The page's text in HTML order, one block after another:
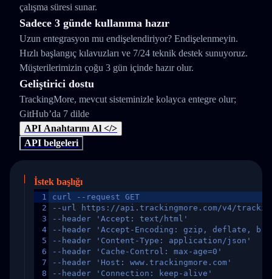
çalışma süresi sunar.
Sadece 3 günde kullanıma hazır
Uzun entegrasyon mu endişelendiriyor? Endişelenmeyin.
Hızlı başlangıç kılavuzları ve 7/24 teknik destek sunuyoruz.
Müşterilerimizin çoğu 3 gün içinde hazır olur.
Geliştirici dostu
TrackingMore, mevcut sisteminizle kolayca entegre olur;
GitHub’da 7 dilde
API Anahtarını Al </>
API belgeleri
İstek başlığı
1
2
3
4
5
6
7
8
curl --request GET
--url https://api.trackingmore.com/v4/trackings/
--header 'Accept: text/html'
--header 'Accept-Encoding: gzip, deflate,
--header 'Content-Type: application/json'
--header 'Cache-Control: max-age=0'
--header 'Host: www.trackingmore.com'
--header 'Connection: keep-alive'